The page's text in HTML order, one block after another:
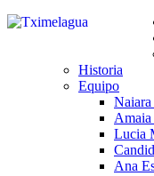
Historia
Equipo
Amaia
Lucia
Ana